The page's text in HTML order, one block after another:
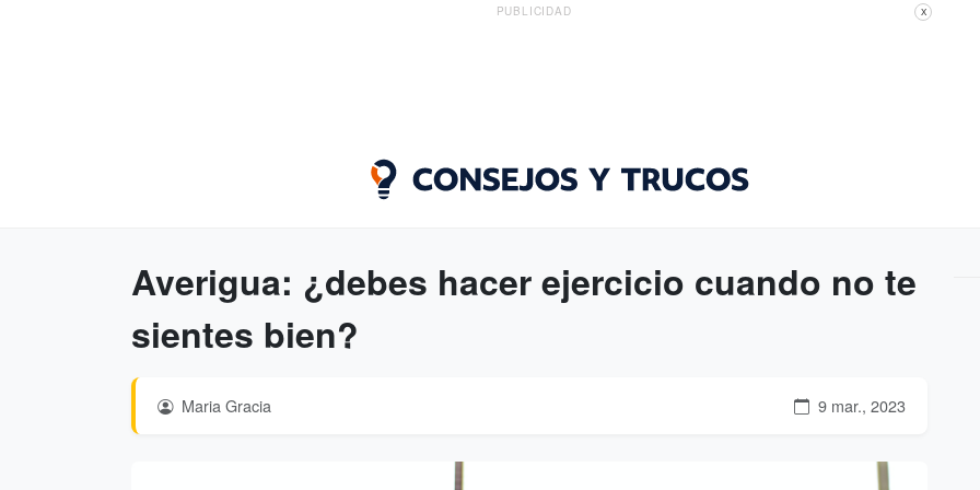
PUBLICIDAD X
Averigua: ¿debes hacer ejercicio cuando no te
sientes bien?
Maria Gracia 9 mar., 2023